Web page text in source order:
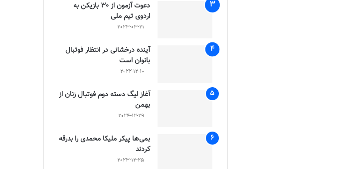
دعوت آزمون از 30 بازیکن به
اردوی تیم ملی
2023-03-21
آینده درخشانی در انتظار فوتبال
بانوان است
2022-12-10
آغاز لیگ دسته دوم فوتبال زنان از
بهمن
2024-12-29
بمی‌ها پیکر ملیکا محمدی را بدرقه
کردند
2023-12-25